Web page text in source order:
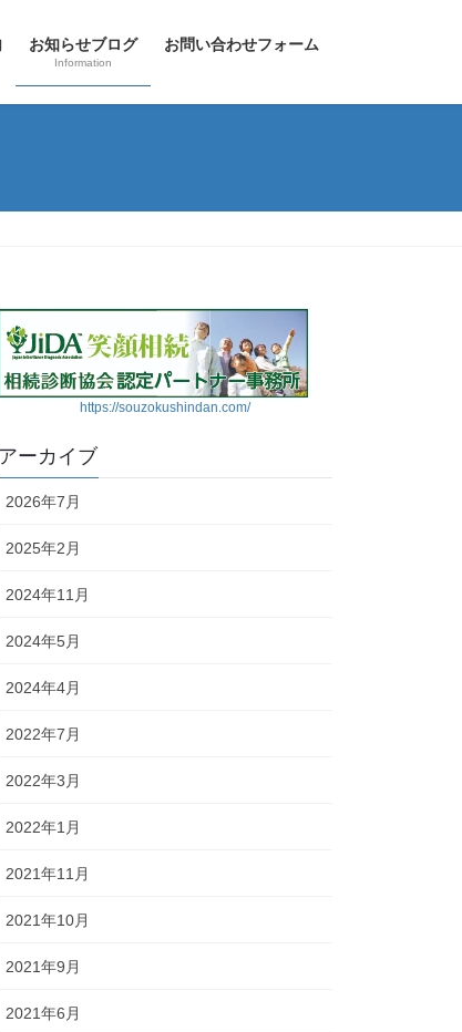
お知らせブログ
Information
お問い合わせフォーム
https://souzokushindan.com/
アーカイブ
2026年7月
2025年2月
2024年11月
2024年5月
2024年4月
2022年7月
2022年3月
2022年1月
2021年11月
2021年10月
2021年9月
2021年6月